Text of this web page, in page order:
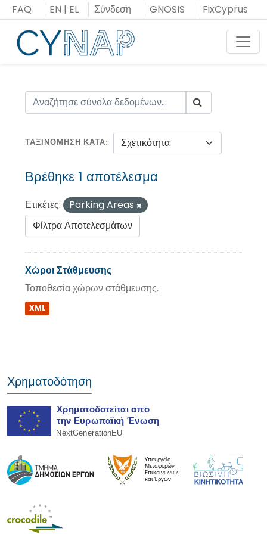
Μεταπήδηση
στο
περιεχόμενο
FAQ EN | EL Σύνδεση GNOSIS FixCyprus
ΤΑΞΙΝΌΜΗΣΗ ΚΑΤΆ
Βρέθηκε 1 αποτέλεσμα
Ετικέτες:
Parking Areas
Φίλτρα Αποτελεσμάτων
Χώροι Στάθμευσης
Τοποθεσία χώρων στάθμευσης.
XML
Χρηματοδότηση